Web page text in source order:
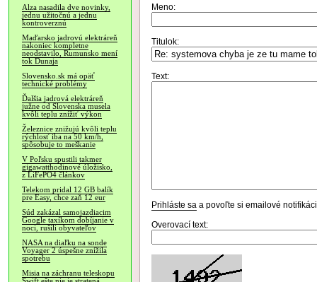
Alza nasadila dve novinky,
jednu užitočnú a jednu
kontroverznú
Maďarsko jadrovú elektráreň
nakoniec kompletne
neodstavilo, Rumunsko mení
tok Dunaja
Slovensko.sk má opäť
technické problémy
Ďalšia jadrová elektráreň
južne od Slovenska musela
kvôli teplu znížiť výkon
Železnice znižujú kvôli teplu
rýchlosť iba na 50 km/h,
spôsobuje to meškanie
V Poľsku spustili takmer
gigawatthodinové úložisko,
z LiFePO4 článkov
Telekom pridal 12 GB balík
pre Easy, chce zaň 12 eur
Súd zakázal samojazdiacim
Google taxíkom dobíjanie v
noci, rušili obyvateľov
NASA na diaľku na sonde
Voyager 2 úspešne znížila
spotrebu
Misia na záchranu teleskopu
Meno:
Titulok:
Text:
Prihláste sa a povoľte si emailové
Overovací text: